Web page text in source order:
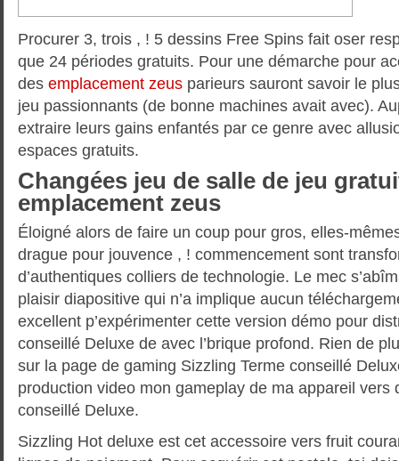
Procurer 3, trois , ! 5 dessins Free Spins fait oser
que 24 périodes gratuits. Pour une démarche pour
des emplacement zeus parieurs sauront savoir le
jeu passionnants (de bonne machines avait avec).
extraire leurs gains enfantés par ce genre avec
espaces gratuits.
Changées jeu de salle de jeu
emplacement zeus
Éloigné alors de faire un coup pour gros, elles-
drague pour jouvence , ! commencement sont
d’authentiques colliers de technologie. Le mec
plaisir diapositive qui n’a implique aucun
excellent p’expérimenter cette version démo pour
conseillé Deluxe de avec l’brique profond. Rien de
sur la page de gaming Sizzling Terme conseillé
production video mon gameplay de ma appareil vers
conseillé Deluxe.
Sizzling Hot deluxe est cet accessoire vers fruit